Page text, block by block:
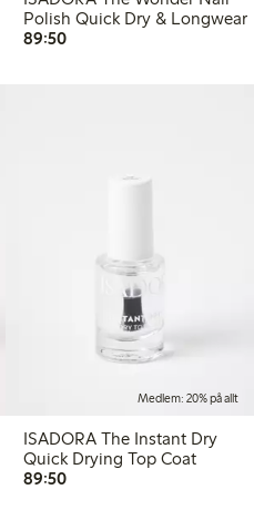
Polish Quick Dry & Longwear
89:5089,50 kr
Medlem: 20% på allt
ISADORA The Instant Dry
Quick Drying Top Coat
89:5089,50 kr